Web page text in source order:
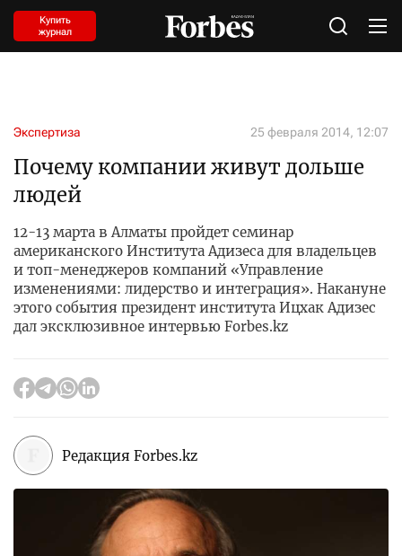
Купить
журнал
Экспертиза 25 февраля 2014, 12:07
Почему компании живут дольше
людей
12-13 марта в Алматы пройдет семинар
американского Института Адизеса для владельцев
и топ-менеджеров компаний «Управление
изменениями: лидерство и интеграция». Накануне
этого события президент института Ицхак Адизес
дал эксклюзивное интервью Forbes.kz
Редакция Forbes.kz